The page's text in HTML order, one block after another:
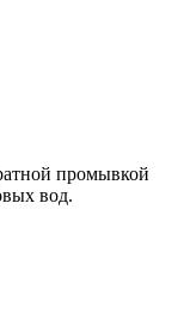
промывкой
вод.